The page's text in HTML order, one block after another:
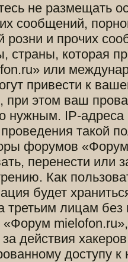
не размещать
сообщений,
розни и прочих
страны, которая
или
привести к
этом ваш
нужным. IP-
такой
форумов
перенести
Как
будет
третьим лицам
за действия
доступу к